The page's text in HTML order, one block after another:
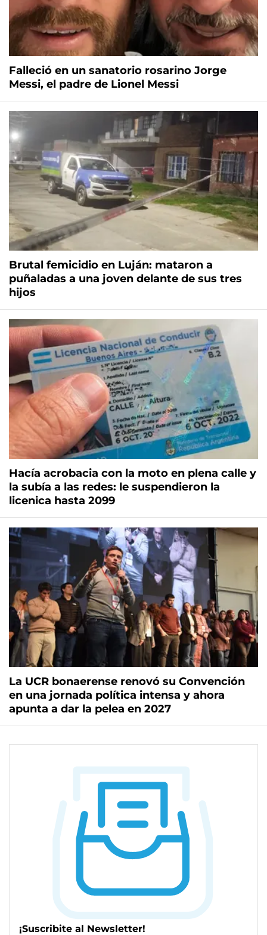
Falleció en un sanatorio rosarino Jorge
Messi, el padre de Lionel Messi
Brutal femicidio en Luján: mataron a
puñaladas a una joven delante de sus tres
hijos
Hacía acrobacia con la moto en plena calle y
la subía a las redes: le suspendieron la
licenica hasta 2099
La UCR bonaerense renovó su Convención
en una jornada política intensa y ahora
apunta a dar la pelea en 2027
¡Suscribite al Newsletter!